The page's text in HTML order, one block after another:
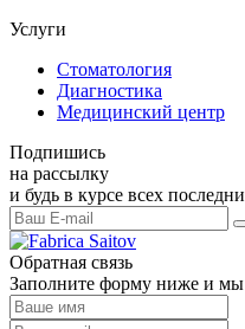
Услуги
Стоматология
Диагностика
Медицинский центр
Подпишись
на рассылку
и будь в курсе всех
Обратная связь
Заполните форму ниже и мы